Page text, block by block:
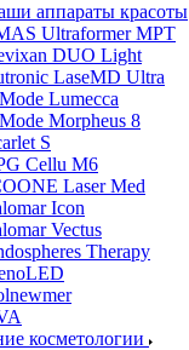
аппараты красоты
Ultraformer MPT
DUO Light
LaseMD Ultra
Lumecca
Morpheus 8
S
Cellu M6
Laser Med
Icon
Vectus
Therapy
косметологии